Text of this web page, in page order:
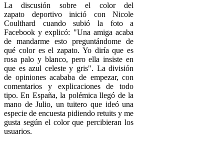
La discusión sobre el color del
zapato deportivo inició con Nicole
Coulthard cuando subió la foto a
Facebook y explicó: "Una amiga acaba
de mandarme esto preguntándome de
qué color es el zapato. Yo diría que es
rosa palo y blanco, pero ella insiste en
que es azul celeste y gris". La división
de opiniones acababa de empezar, con
comentarios y explicaciones de todo
tipo. En España, la polémica llegó de la
mano de Julio, un tuitero que ideó una
especie de encuesta pidiendo retuits y me
gusta según el color que percibieran los
usuarios.